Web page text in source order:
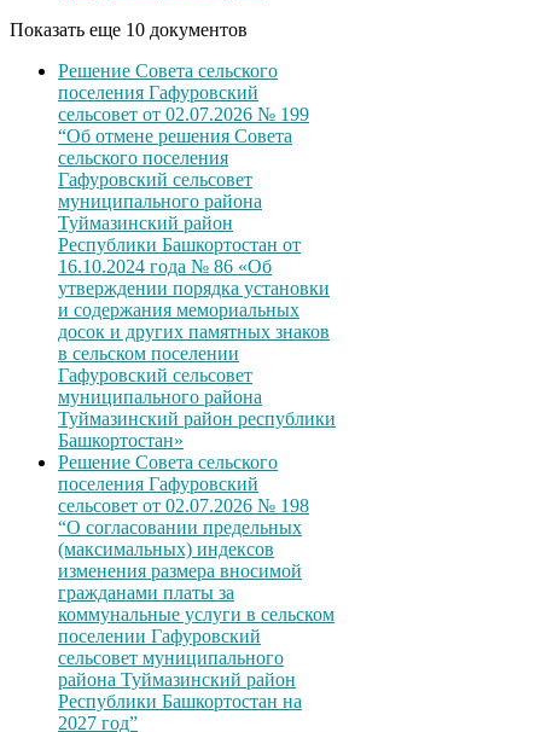
Показать еще 10 документов
Решение Совета сельского
поселения Гафуровский
сельсовет от 02.07.2026 № 199
“Об отмене решения Совета
сельского поселения
Гафуровский сельсовет
муниципального района
Туймазинский район
Республики Башкортостан от
16.10.2024 года № 86 «Об
утверждении порядка установки
и содержания мемориальных
досок и других памятных знаков
в сельском поселении
Гафуровский сельсовет
муниципального района
Туймазинский район республики
Башкортостан»
Решение Совета сельского
поселения Гафуровский
сельсовет от 02.07.2026 № 198
“О согласовании предельных
(максимальных) индексов
изменения размера вносимой
гражданами платы за
коммунальные услуги в сельском
поселении Гафуровский
сельсовет муниципального
района Туймазинский район
Республики Башкортостан на
2027 год”